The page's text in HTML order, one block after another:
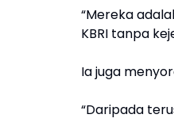
“Mereka
KBRI tanpa
Ia juga
“Daripada